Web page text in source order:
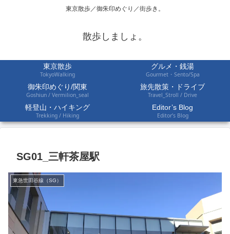
東京散歩／御朱印めぐり／街歩き。
散歩しましょ。
東京散歩
TokyoWalking
グルメ・銭湯
Gourmet・Sento/Spa
御朱印めぐり/関東
Goshiun / Vermilion_seal
旅先散策・ドライブ
Travel_Stroll / Drive
軽登山・ハイキング
Trekking / Hiking
Editor’s Blog
Editor’s Blog
SG01_三軒茶屋駅
東急世田谷線（SG）